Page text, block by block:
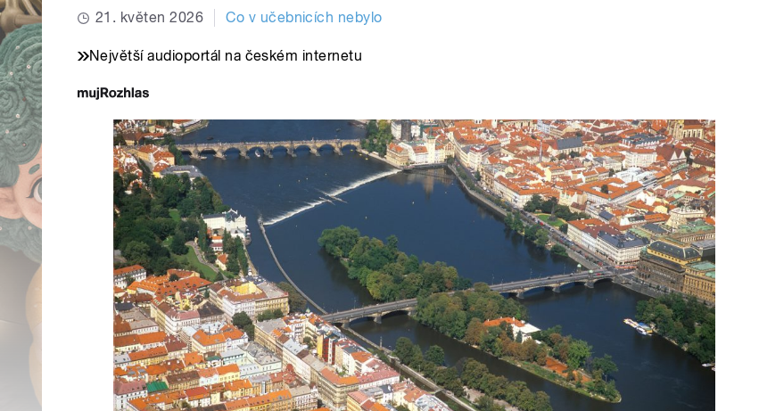
21. květen 2026 Co v učebnicích nebylo
Největší audioportál na českém internetu